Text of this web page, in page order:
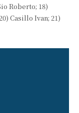
Roberto; 18)
Casillo Ivan; 21)